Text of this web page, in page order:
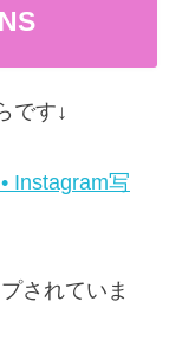
です↓
Instagram写
されていま